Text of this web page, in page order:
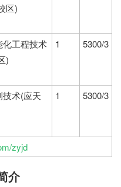
区)
化工程技术
)
1 5300/3
术(应天
1 5300/3
zyjd
介